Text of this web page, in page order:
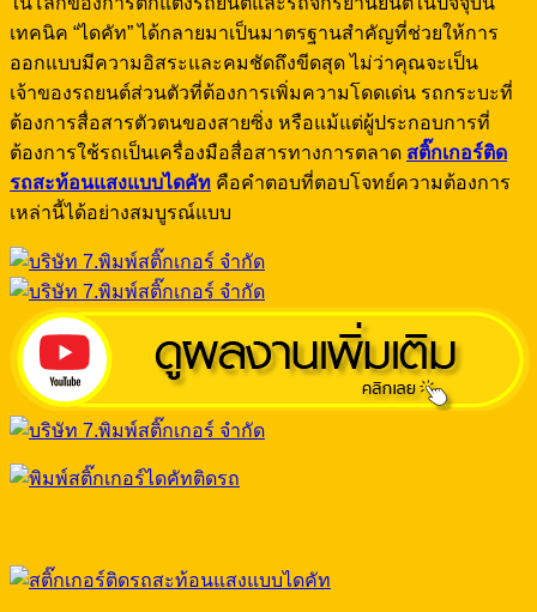
เทคนิค “ไดคัท” ได้กลายมาเป็นมาตรฐานสำคัญที่ช่วยให้การ
ออกแบบมีความอิสระและคมชัดถึงขีดสุด ไม่ว่าคุณจะเป็น
เจ้าของรถยนต์ส่วนตัวที่ต้องการเพิ่มความโดดเด่น รถกระบะที่
ต้องการสื่อสารตัวตนของสายซิ่ง หรือแม้แต่ผู้ประกอบการที่
ต้องการใช้รถเป็นเครื่องมือสื่อสารทางการตลาด สติ๊กเกอร์ติด
รถสะท้อนแสงแบบไดคัท คือคำตอบที่ตอบโจทย์ความต้องการ
เหล่านี้ได้อย่างสมบูรณ์แบบ